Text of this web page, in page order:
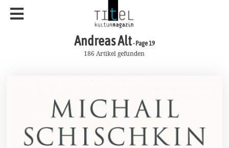
Andreas Alt- Page 19
186 Artikel gefunden